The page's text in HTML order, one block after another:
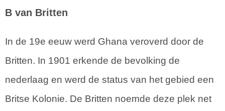
B van Britten
In de 19e eeuw werd Ghana veroverd door de
Britten. In 1901 erkende de bevolking de
nederlaag en werd de status van het gebied een
Britse Kolonie. De Britten noemde deze plek net